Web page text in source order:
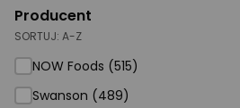
Supermarket
Strefa marek
Producent
SORTUJ: A-Z
NOW Foods (515)
Swanson (489)